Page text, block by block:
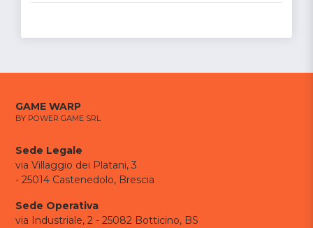
GAME WARP
BY POWER GAME SRL
Sede Legale
via Villaggio dei Platani, 3
- 25014 Castenedolo, Brescia
Sede Operativa
via Industriale, 2 - 25082 Botticino, BS